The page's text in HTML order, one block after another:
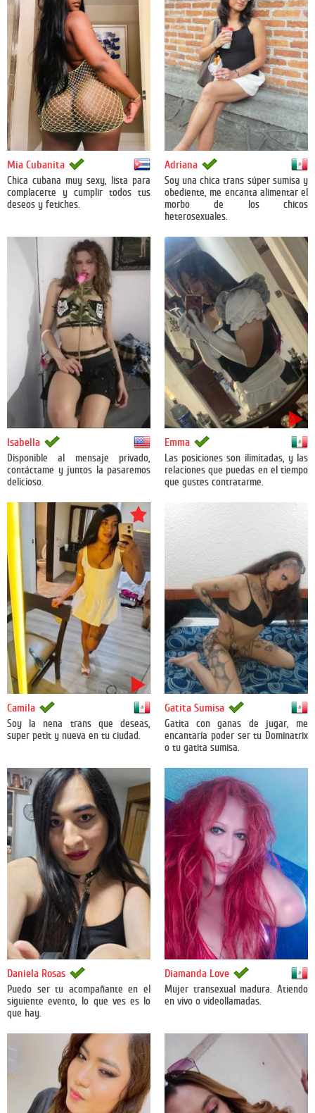
Cuba
Mia Cubanita
Chica cubana muy sexy, lista para
complacerte y cumplir todos tus
deseos y fetiches.
Adriana
Soy una chica trans súper sumisa y
obediente, me encanta alimentar el
morbo de los chicos
heterosexuales.
Isabella
Disponible al mensaje privado,
contáctame y juntos la pasaremos
delicioso.
Emma
Las posiciones son ilimitadas, y las
relaciones que puedas en el tiempo
que gustes contratarme.
Camila
Soy la nena trans que deseas,
super petit y nueva en tu ciudad.
México
Gatita Sumisa
Gatita con ganas de jugar, me
encantaría poder ser tu Dominatrix
o tu gatita sumisa.
Daniela Rosas
Puedo ser tu acompañante en el
siguiente evento, lo que ves es lo
que hay.
México
Diamanda Love
Mujer transexual madura. Atiendo
en vivo o videollamadas.